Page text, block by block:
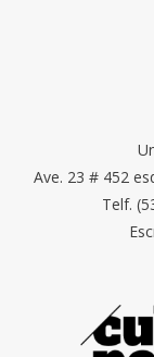
Ave. 23 # 452
Telf.